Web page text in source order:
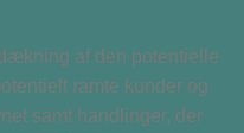
af den potentielle
ramte kunder og
samt handlinger, der